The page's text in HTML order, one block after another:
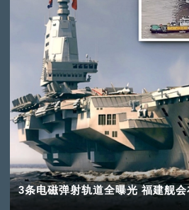
3条电磁弹射轨道全曝光 福建舰